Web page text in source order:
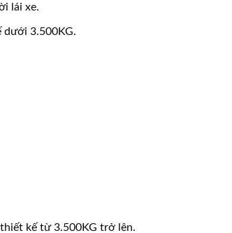
lái xe.
dưới 3.500KG.
kế từ 3.500KG trở lên.